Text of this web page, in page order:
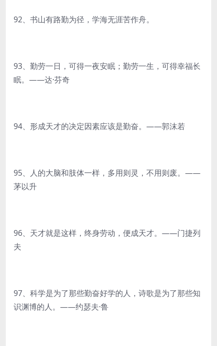
92、书山有路勤为径，学海无涯苦作舟。
93、勤劳一日，可得一夜安眠；勤劳一生，可得幸福长
眠。——达·芬奇
94、形成天才的决定因素应该是勤奋。——郭沫若
95、人的大脑和肢体一样，多用则灵，不用则废。——
茅以升
96、天才就是这样，终身劳动，便成天才。——门捷列
夫
97、科学是为了那些勤奋好学的人，诗歌是为了那些知
识渊博的人。——约瑟夫·鲁